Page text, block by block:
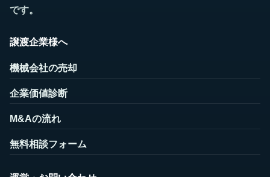
です。
譲渡企業様へ
機械会社の売却
企業価値診断
M&Aの流れ
無料相談フォーム